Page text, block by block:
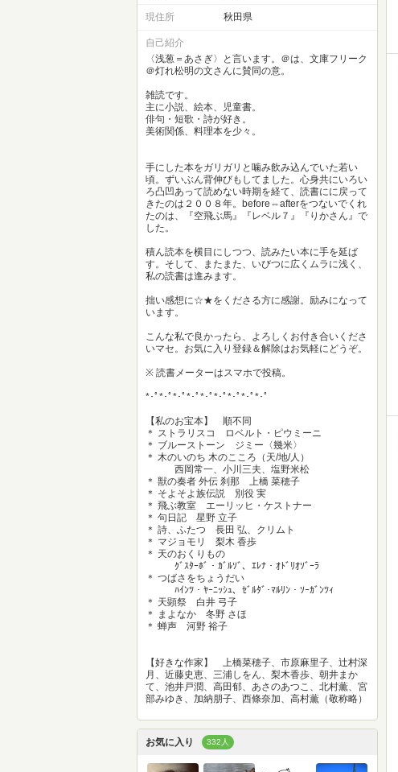
現住所 秋田県
自己紹介
〈浅葱＝あさぎ〉と言います。＠は、文庫フリーク
＠灯れ松明の文さんに賛同の意。
雑読です。
主に小説、絵本、児童書。
俳句・短歌・詩が好き。
美術関係、料理本を少々。
手にした本をガリガリと噛み飲み込んでいた若い
頃。ずいぶん背伸びもしてました。心身共にいろい
ろ凸凹あって読めない時期を経て、読書にに戻って
きたのは２００８年。before⇔afterをつないでくれ
たのは、『空飛ぶ馬』『レベル７』『りかさん』で
した。
積ん読本を横目にしつつ、読みたい本に手を延ば
す。そして、またまた、いびつに広くムラに浅く、
私の読書は進みます。
拙い感想に☆★をくださる方に感謝。励みになって
います。
こんな私で良かったら、よろしくお付き合いくださ
いマセ。お気に入り登録＆解除はお気軽にどうぞ。
※ 読書メーターはスマホで投稿。
*･ﾟ*･ﾟ*･ﾟ*･ﾟ*･ﾟ*･ﾟ*･ﾟ*･ﾟ*･ﾟ
【私のお宝本】 順不同
＊ ストラリスコ ロベルト・ピウミーニ
＊ ブルーストーン ジミー〈幾米〉
＊ 木のいのち 木のこころ（天/地/人）
西岡常一、小川三夫、塩野米松
＊ 獣の奏者 外伝 刹那 上橋 菜穂子
＊ そよそよ族伝説 別役 実
＊ 飛ぶ教室 エーリッヒ・ケストナー
＊ 句日記 星野 立子
＊ 詩、ふたつ 長田 弘、クリムト
＊ マジョモリ 梨木 香歩
＊ 天のおくりもの
ｸﾞｽﾀｰﾎﾞ・ｶﾞﾙｿﾞ、ｴﾚﾅ・ｵﾄﾞﾘｵｿﾞｰﾗ
＊ つばさをちょうだい
ﾊｲﾝﾂ・ﾔｰﾆｯｼｭ、ｾﾞﾙﾀﾞ･ﾏﾙﾘﾝ・ｿｰｶﾞﾝﾂｨ
＊ 天顕祭 白井 弓子
＊ まよなか 冬野 さほ
＊ 蝉声 河野 裕子
【好きな作家】 上橋菜穂子、市原麻里子、辻村深
月、近藤史恵、三浦しをん、梨木香歩、朝井まか
て、池井戸潤、高田郁、あさのあつこ、北村薫、宮
部みゆき、加納朋子、西條奈加、高村薫（敬称略）
お気に入り 332人